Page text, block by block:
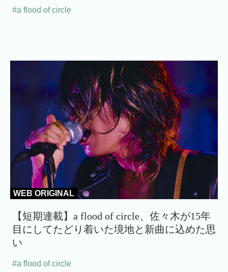
#a flood of circle
WEB ORIGINAL
【短期連載】a flood of circle、佐々木が15年
目にしてたどり着いた境地と新曲に込めた思
い
#a flood of circle